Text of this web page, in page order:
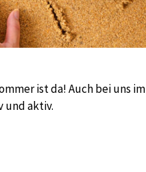
ist da! Auch bei uns im
und aktiv.